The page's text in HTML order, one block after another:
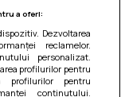
a oferi:
Dezvoltarea
reclamelor.
personalizat.
profilurilor pentru
profilurilor pentru
conținutului.